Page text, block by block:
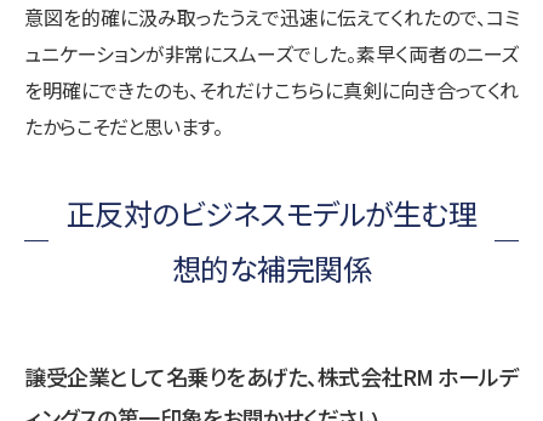
意図を的確に汲み取ったうえで迅速に伝えてくれたので、コミ
ュニケーションが非常にスムーズでした。素早く両者のニーズ
を明確にできたのも、それだけこちらに真剣に向き合ってくれ
たからこそだと思います。
正反対のビジネスモデルが生む理
想的な補完関係
譲受企業として名乗りをあげた、株式会社RM ホールデ